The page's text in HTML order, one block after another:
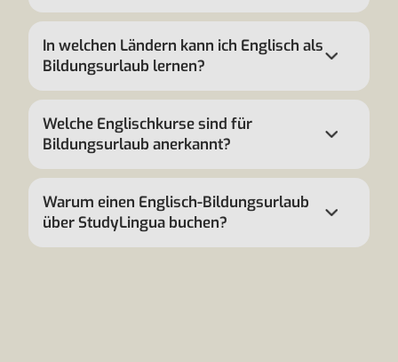
In welchen Ländern kann ich Englisch als
Bildungsurlaub lernen?
Welche Englischkurse sind für
Bildungsurlaub anerkannt?
Warum einen Englisch-Bildungsurlaub
über StudyLingua buchen?